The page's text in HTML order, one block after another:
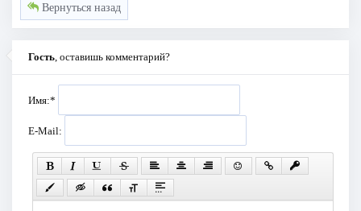
Вернуться назад
Гость , оставишь комментарий?
Имя:*
E-Mail: